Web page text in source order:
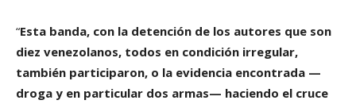
“Esta banda, con la detención de los autores que son
diez venezolanos, todos en condición irregular,
también participaron, o la evidencia encontrada —
droga y en particular dos armas— haciendo el cruce